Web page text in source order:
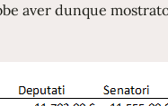
aver dunque